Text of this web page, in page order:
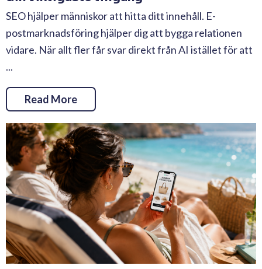
SEO hjälper människor att hitta ditt innehåll. E-
postmarknadsföring hjälper dig att bygga relationen
vidare. När allt fler får svar direkt från AI istället för att
...
Read More